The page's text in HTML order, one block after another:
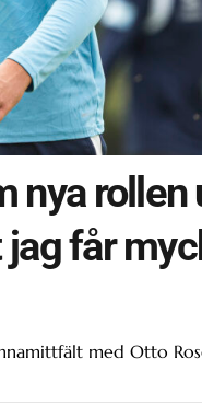
nya rollen
jag får
med Otto